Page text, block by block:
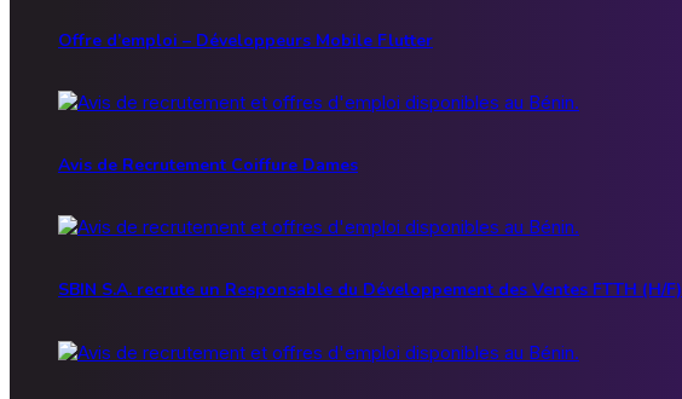
Offre d’emploi – Développeurs Mobile Flutter
Avis de Recrutement Coiffure Dames
SBIN S.A. recrute un Responsable du Développement des Ventes FTTH (H/F)